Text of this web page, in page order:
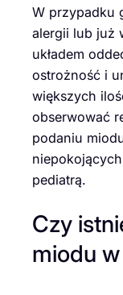
W przypadku
alergii lub już
układem
ostrożność i
większych
obserwować
podaniu
pediatrą.
Czy
miodu w